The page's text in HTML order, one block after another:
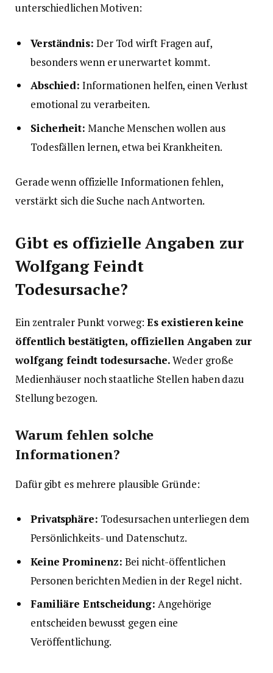
unterschiedlichen Motiven:
Verständnis: Der Tod wirft Fragen auf,
besonders wenn er unerwartet kommt.
Abschied: Informationen helfen, einen Verlust
emotional zu verarbeiten.
Sicherheit: Manche Menschen wollen aus
Todesfällen lernen, etwa bei Krankheiten.
Gerade wenn offizielle Informationen fehlen,
verstärkt sich die Suche nach Antworten.
Gibt es offizielle Angaben zur
Wolfgang Feindt
Todesursache?
Ein zentraler Punkt vorweg: Es existieren keine
öffentlich bestätigten, offiziellen Angaben zur
wolfgang feindt todesursache.Weder große
Medienhäuser noch staatliche Stellen haben dazu
Stellung bezogen.
Warum fehlen solche
Informationen?
Dafür gibt es mehrere plausible Gründe:
Privatsphäre: Todesursachen unterliegen dem
Persönlichkeits- und Datenschutz.
Keine Prominenz: Bei nicht-öffentlichen
Personen berichten Medien in der Regel nicht.
Familiäre Entscheidung: Angehörige
entscheiden bewusst gegen eine
Veröffentlichung.